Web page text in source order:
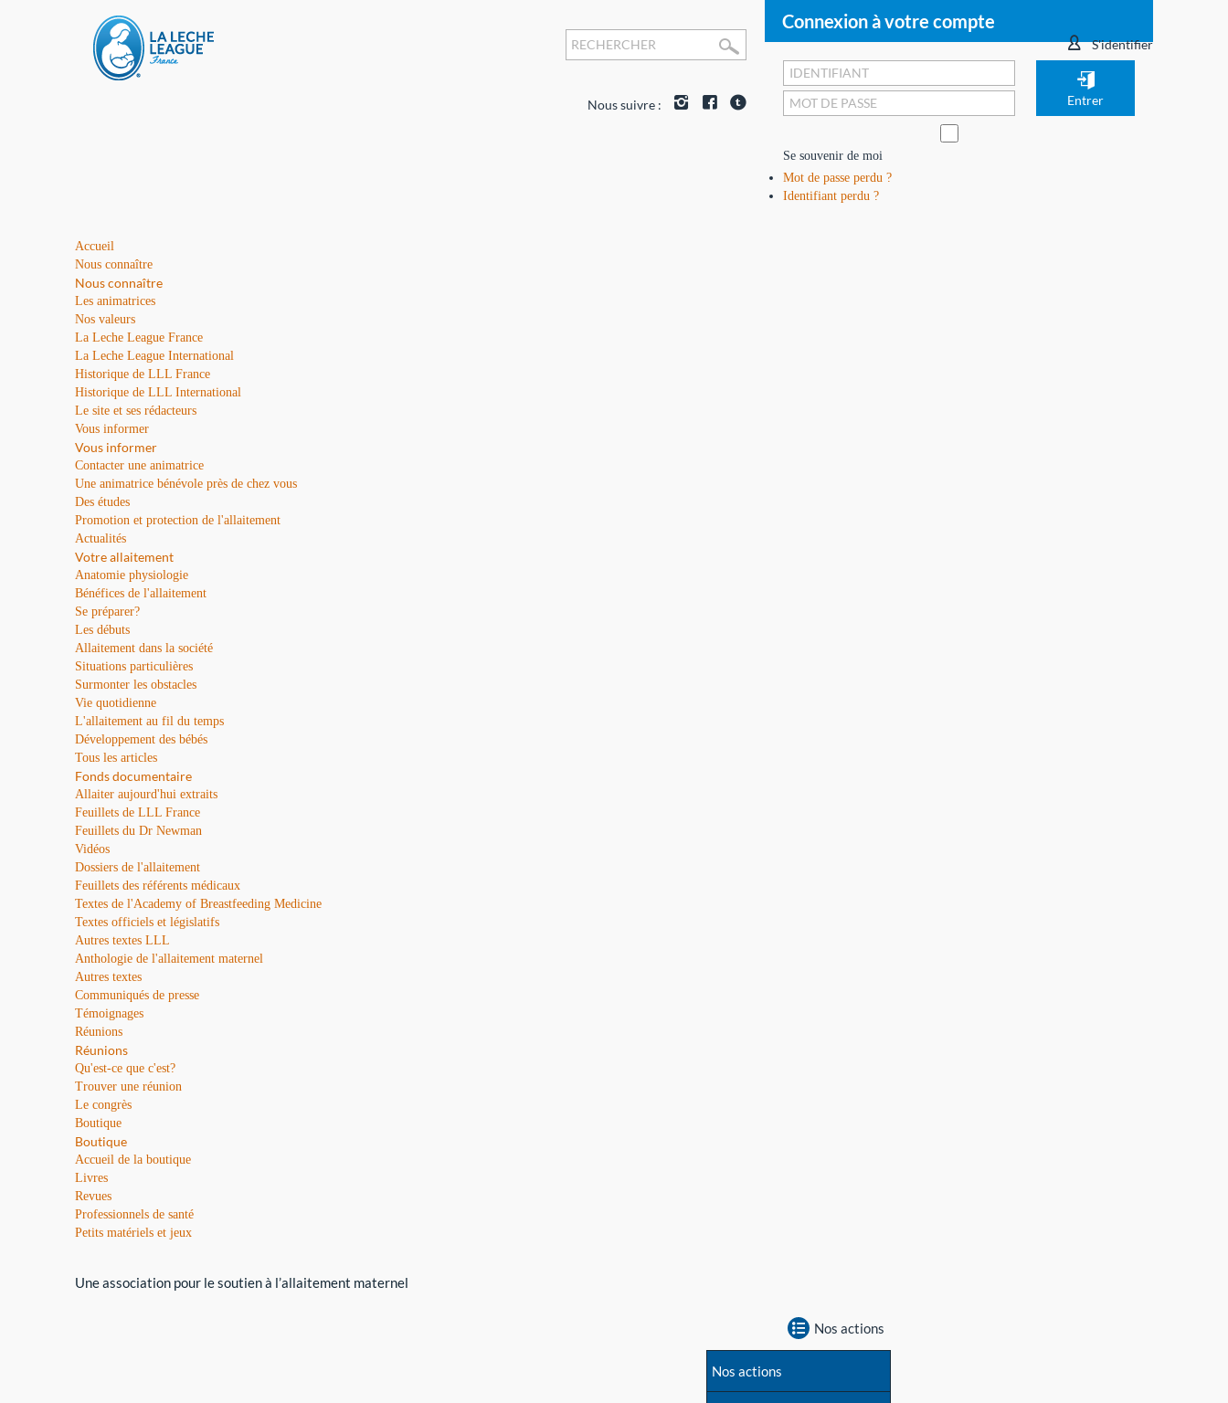
S'identifier
Connexion à votre compte
Se souvenir de moi
Mot de passe perdu ?
Identifiant perdu ?
Nous suivre :
Accueil
Nous connaître
Nous connaître
Les animatrices
Nos valeurs
La Leche League France
La Leche League International
Historique de LLL France
Historique de LLL International
Le site et ses rédacteurs
Vous informer
Vous informer
Contacter une animatrice
Une animatrice bénévole près de chez vous
Des études
Promotion et protection de l'allaitement
Actualités
Votre allaitement
Anatomie physiologie
Bénéfices de l'allaitement
Se préparer?
Les débuts
Allaitement dans la société
Situations particulières
Surmonter les obstacles
Vie quotidienne
L'allaitement au fil du temps
Développement des bébés
Tous les articles
Fonds documentaire
Allaiter aujourd'hui extraits
Feuillets de LLL France
Feuillets du Dr Newman
Vidéos
Dossiers de l'allaitement
Feuillets des référents médicaux
Textes de l'Academy of Breastfeeding Medicine
Textes officiels et législatifs
Autres textes LLL
Anthologie de l'allaitement maternel
Autres textes
Communiqués de presse
Témoignages
Réunions
Réunions
Qu'est-ce que c'est?
Trouver une réunion
Le congrès
Boutique
Boutique
Accueil de la boutique
Livres
Revues
Professionnels de santé
Petits matériels et jeux
Une association pour le soutien à l’allaitement maternel
Nos actions
Nos actions